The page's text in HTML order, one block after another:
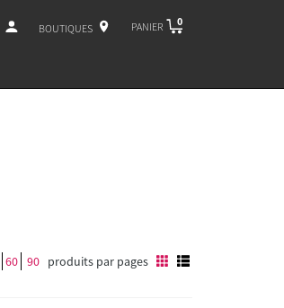
BOUTIQUES PANIER 0
60 90 produits par pages